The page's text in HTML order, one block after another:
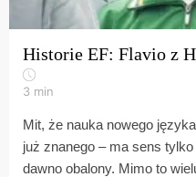
Historie EF: Flavio z
3 min
Mit, że nauka nowego
już znanego – ma sens
dawno obalony. Mimo to